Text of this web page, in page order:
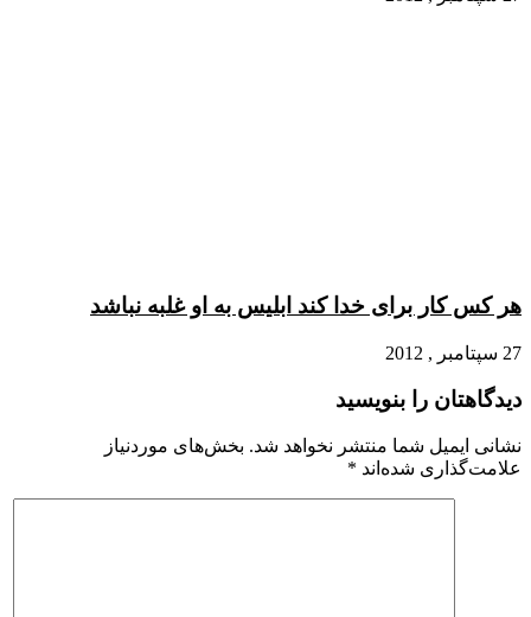
هر کس کار برای خدا کند ابلیس به او غلبه نباشد
27 سپتامبر , 2012
دیدگاهتان را بنویسید
نشانی ایمیل شما منتشر نخواهد شد. بخش‌های موردنیاز
علامت‌گذاری شده‌اند *